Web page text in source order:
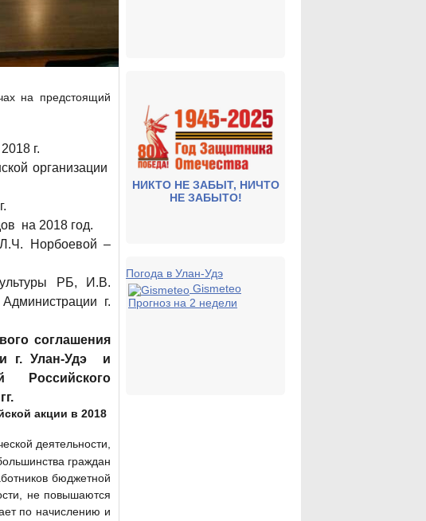
на предстоящий
г.
организации
на 2018 год.
Л.Ч. Норбоевой –
РБ, И.В.
г.
соглашения
г. Улан-Удэ
и
Российского
акции в 2018
деятельности,
граждан
бюджетной
не повышаются
по начислению и
НИКТО НЕ ЗАБЫТ, НИЧТО
НЕ ЗАБЫТО!
Погода в Улан-Удэ
Gismeteo
Прогноз на 2 недели